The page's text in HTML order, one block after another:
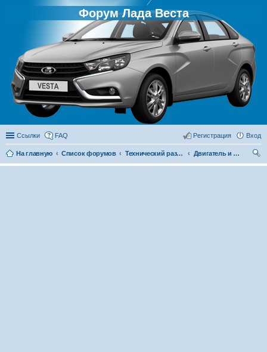
Форум Лада Веста
Ссылки FAQ Вход
Регистрация
На главную Список форумов Технический раздел
Двигатель и его системы
ои